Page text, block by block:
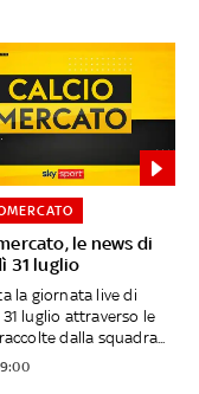
le news di
31 luglio
la giornata live di
luglio attraverso le
dalla squadra...